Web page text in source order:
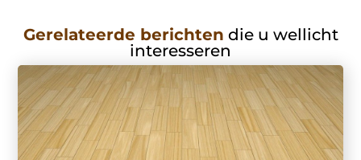
Gerelateerde berichten die u wellicht
interesseren